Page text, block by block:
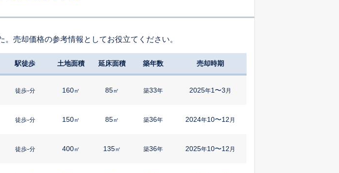
売却価格の参考情報としてお役立てください。
駅徒歩 土地面積 延床面積 築年数 売却時期
徒歩-分 160㎡ 85㎡ 築33年 2025年1〜3 月
徒歩-分 150㎡ 85㎡ 築36年 2024年10〜12 月
徒歩-分 400㎡ 135㎡ 築36年 2025年10〜12 月